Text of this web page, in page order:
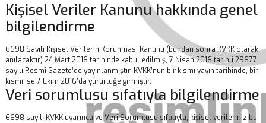
Kişisel Veriler Kanunu hakkında genel
bilgilendirme
6698 Sayılı Kişisel Verilerin Korunması Kanunu (bundan sonra KVKK olarak
anılacaktır) 24 Mart 2016 tarihinde kabul edilmiş, 7 Nisan 2016 tarihli 29677
sayılı Resmi Gazete’de yayınlanmıştır. KVKK’nun bir kısmı yayın tarihinde, bir
kısmı ise 7 Ekim 2016’da yürürlüğe girmiştir.
Veri sorumlusu sıfatıyla bilgilendirme
6698 sayılı KVKK uyarınca ve Veri Sorumlusu sıfatıyla, kişisel verileriniz bu